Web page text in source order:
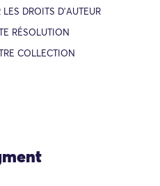
DROITS D’AUTEUR
RÉSOLUTION
COLLECTION